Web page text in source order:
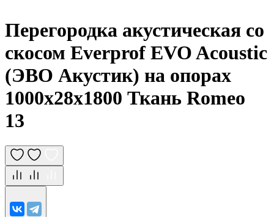
Перегородка акустическая со
скосом Everprof EVO Acoustic
(ЭВО Акустик) на опорах
1000х28х1800 Ткань Romeo
13